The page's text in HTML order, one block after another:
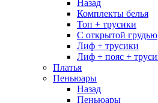
Назад
Комплекты белья
Топ + трусики
С открытой грудью
Лиф + трусики
Лиф + пояс +
Платья
Пеньюары
Назад
Пеньюары